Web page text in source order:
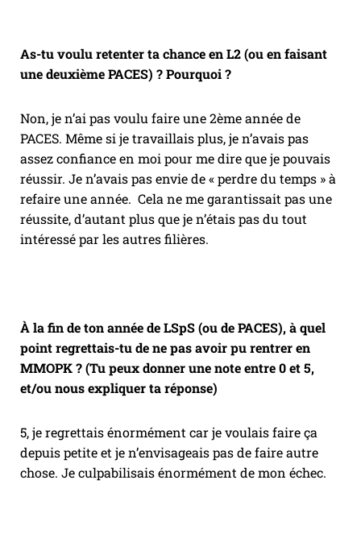
As-tu voulu retenter ta chance en L2 (ou en faisant
une deuxième PACES) ? Pourquoi ?
Non, je n’ai pas voulu faire une 2ème année de
PACES. Même si je travaillais plus, je n’avais pas
assez confiance en moi pour me dire que je pouvais
réussir. Je n’avais pas envie de « perdre du temps » à
refaire une année. Cela ne me garantissait pas une
réussite, d’autant plus que je n’étais pas du tout
intéressé par les autres filières.
À la fin de ton année de LSpS (ou de PACES), à quel
point regrettais-tu de ne pas avoir pu rentrer en
MMOPK ? (Tu peux donner une note entre 0 et 5,
et/ou nous expliquer ta réponse)
5, je regrettais énormément car je voulais faire ça
depuis petite et je n’envisageais pas de faire autre
chose. Je culpabilisais énormément de mon échec.